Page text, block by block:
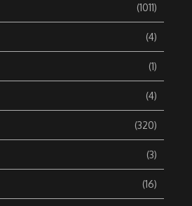
(1011)
(4)
(1)
(4)
(320)
(3)
(16)